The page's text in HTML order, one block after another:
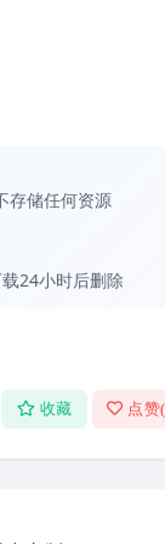
存储任何资源
24小时后删除
收藏 点赞(